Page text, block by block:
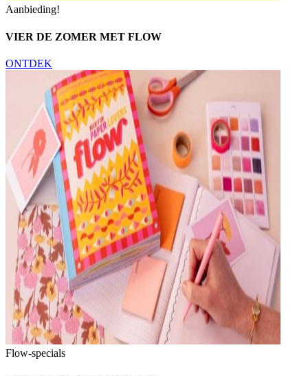
Aanbieding!
VIER DE ZOMER MET FLOW
ONTDEK
Flow-specials